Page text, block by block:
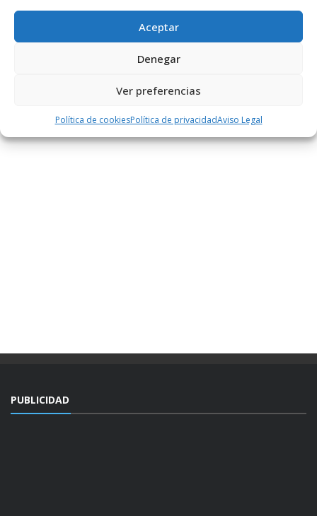
Aceptar
Denegar
Ver preferencias
Política de cookiesPolítica de privacidadAviso Legal
PUBLICIDAD